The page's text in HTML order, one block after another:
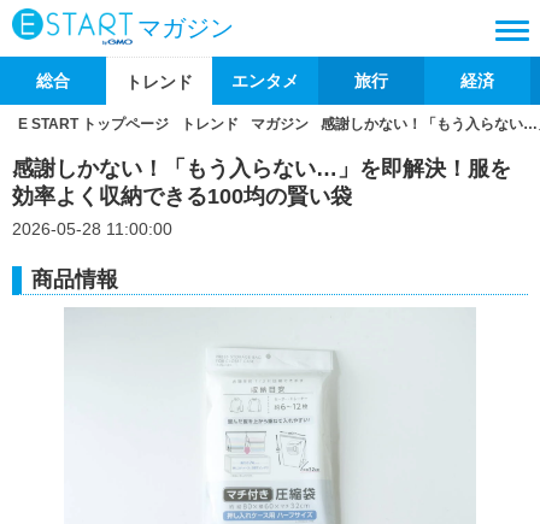
マガジン
総合 トレンド エンタメ 旅行 経済
E START トップページ トレンド マガジン 感謝しかない！「もう入らない
感謝しかない！「もう入らない…」を即解決！服を
効率よく収納できる100均の賢い袋
2026-05-28 11:00:00
商品情報